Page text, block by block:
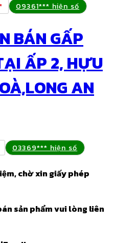
09361*** hiện số
BÁN GẤP
ẤP 2, HỰU
AN
03369*** hiện số
chờ xin giấy phép
sản phẩm vui lòng liên